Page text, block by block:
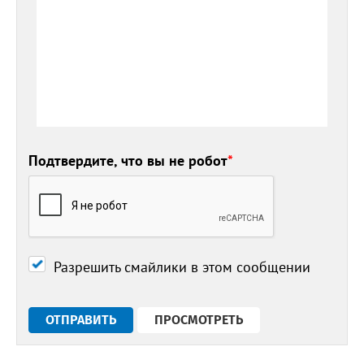
Подтвердите, что вы не робот*
Разрешить смайлики в этом сообщении